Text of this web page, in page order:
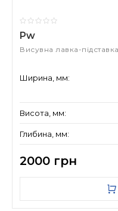
Pw
Висувна лавка-
Ширина, мм:
Висота, мм:
Глибина, мм:
2000 грн